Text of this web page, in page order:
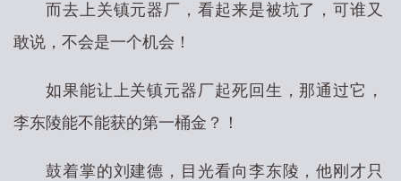
而去上关镇元器厂，看起来是被坑了，可谁又
敢说，不会是一个机会！
如果能让上关镇元器厂起死回生，那通过它，
李东陵能不能获的第一桶金？！
鼓着掌的刘建德，目光看向李东陵，他刚才只